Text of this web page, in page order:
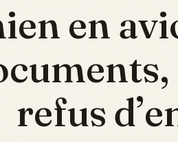
en
refus